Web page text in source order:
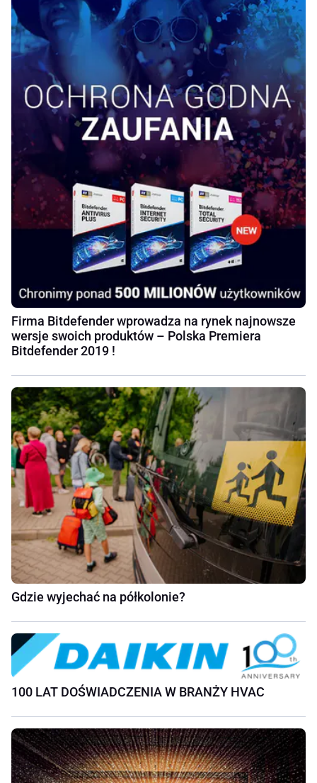
Firma Bitdefender wprowadza na rynek najnowsze
wersje swoich produktów – Polska Premiera
Bitdefender 2019 !
Gdzie wyjechać na półkolonie?
100 LAT DOŚWIADCZENIA W BRANŻY HVAC